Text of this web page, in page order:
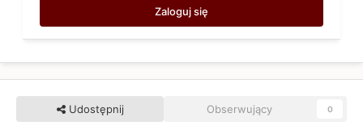
Zaloguj się
Udostępnij Obserwujący 0